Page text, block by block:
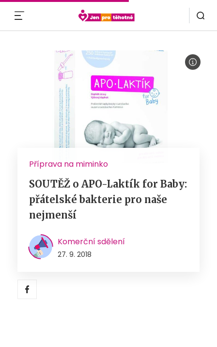
Příprava na miminko
SOUTĚŽ o APO-Laktík for Baby:
přátelské bakterie pro naše
nejmenší
Komerční sdělení
27. 9. 2018